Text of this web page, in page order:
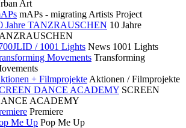
Art
mAPs - migrating Artists Project
Jahre TANZRAUSCHEN 10 Jahre
/ 1001 Lights News 1001 Lights
Movements Transforming
+ Filmprojekte Aktionen / Filmprojekte
DANCE ACADEMY SCREEN
ACADEMY
Premiere
Me Up Pop Me Up